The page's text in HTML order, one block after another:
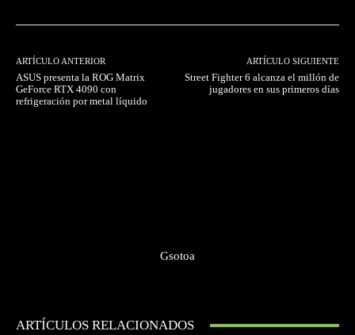
ARTÍCULO ANTERIOR
ASUS presenta la ROG Matrix
GeForce RTX 4090 con
refrigeración por metal líquido
ARTÍCULO SIGUIENTE
Street Fighter 6 alcanza el millón de
jugadores en sus primeros días
Gsotoa
ARTÍCULOS RELACIONADOS